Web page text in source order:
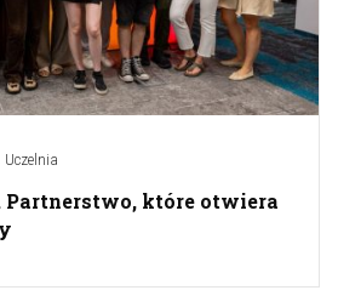
Uczelnia
Partnerstwo, które otwiera